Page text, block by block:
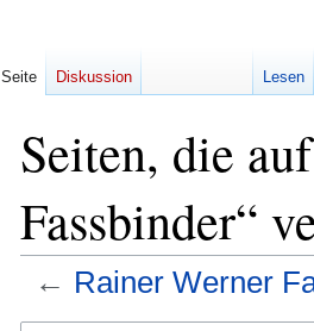
Seiten, die
Fassbinder“
← Rainer Werner
Seite Diskussion Lesen